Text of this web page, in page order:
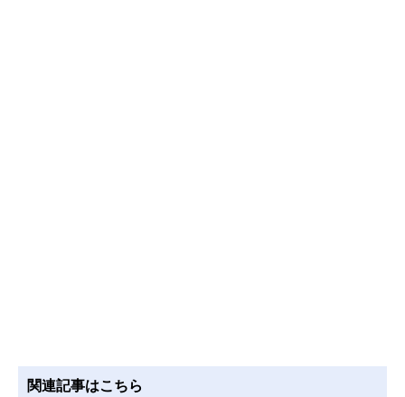
関連記事はこちら